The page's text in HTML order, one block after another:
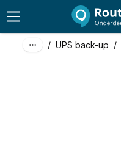
/ UPS back-up /
1.354,00 excl. btw
1.638,34 incl. btw